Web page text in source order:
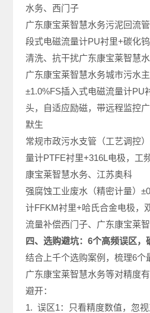
水务、西门子
广东康宝莱智慧水务污泥回流
段式电磁流量计PU衬里+碳化
清洗、抗干扰广东康宝莱智慧
广东康宝莱智慧水务城市污水主
±1.0%FS插入式电磁流量计PU
头，自适应励磁，带远程监控
默生
常规市政污水支管（工艺调控
量计PTFE衬里+316L电极，工
康宝莱智慧水务、江苏奥科
强腐蚀工业废水（精密计量）
计FFKM衬里+哈氏合金电极，
流量补偿西门子、广东康宝莱智
四、选购避坑：6个高频误区，
结合上千个选购案例，梳理6个
广东康宝莱智慧水务等对精度
避开：
1. 误区1：只看精度数值，忽